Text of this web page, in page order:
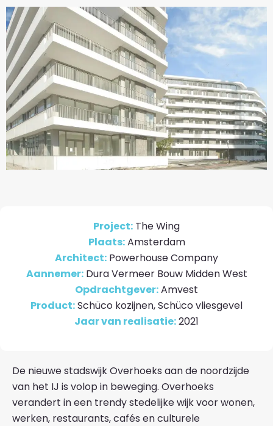
Project: The Wing
Plaats:Amsterdam
Architect: Powerhouse Company
Aannemer:Dura Vermeer Bouw Midden West
Opdrachtgever:Amvest
Product:Schüco kozijnen, Schüco vliesgevel
Jaar van realisatie:2021
De nieuwe stadswijk Overhoeks aan de noordzijde
van het IJ is volop in beweging. Overhoeks
verandert in een trendy stedelijke wijk voor wonen,
werken, restaurants, cafés en culturele